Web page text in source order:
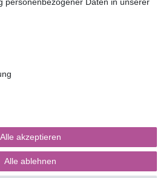
Alle akzeptieren
Alle ablehnen